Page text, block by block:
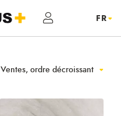
Ventes, ordre décroissant